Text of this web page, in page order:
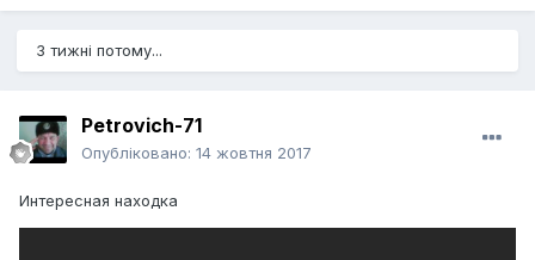
3 тижні потому...
Petrovich-71
Опубліковано: 14 жовтня 2017
Интересная находка